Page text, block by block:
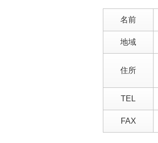
名前
地域
住所
TEL
FAX